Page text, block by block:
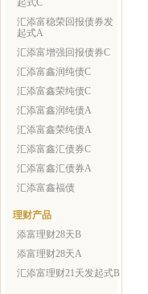
起式C
汇添富稳荣回报债券发
起式A
汇添富增强回报债券C
汇添富鑫润纯债C
汇添富鑫荣纯债C
汇添富鑫润纯债A
汇添富鑫荣纯债A
汇添富鑫汇债券C
汇添富鑫汇债券A
汇添富鑫福债
理财产品
添富理财28天B
添富理财28天A
汇添富理财21天发起式B